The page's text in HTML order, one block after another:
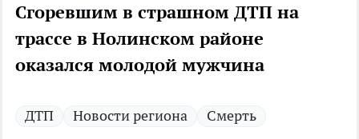
Сгоревшим в страшном ДТП на
трассе в Нолинском районе
оказался молодой мужчина
ДТП Новости региона Смерть